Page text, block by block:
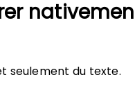
seulement du texte.